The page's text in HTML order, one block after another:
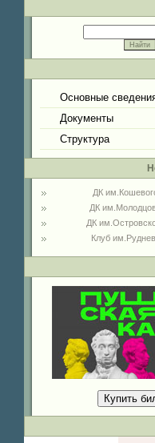
Основные
Документы
Структура
ДК
ДК
ДК
Клуб
Купить